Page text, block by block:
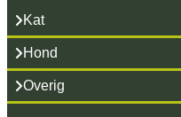
Kat
Hond
Overig